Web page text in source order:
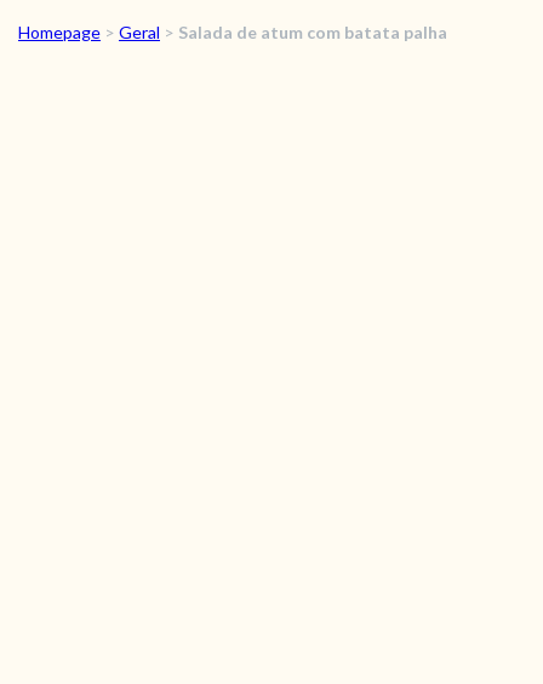
RECEITAS
Homepage > Geral > Salada de atum com batata palha